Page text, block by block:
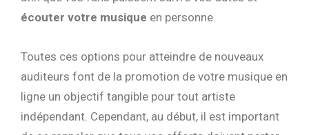
écouter votre musique en personne.
Toutes ces options pour atteindre de nouveaux
auditeurs font de la promotion de votre musique en
ligne un objectif tangible pour tout artiste
indépendant. Cependant, au début, il est important